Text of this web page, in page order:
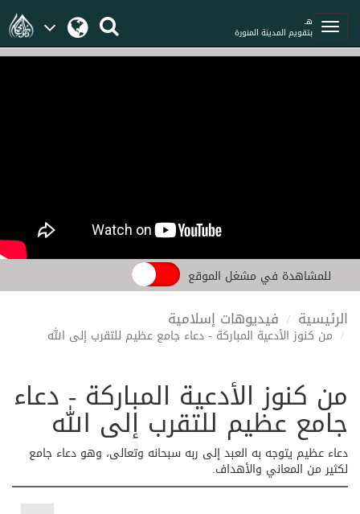
هـ
بتقويم المدينة المنورة
للمشاهدة في مشغل الموقع
الرئيسية فيديوهات إسلامية
من كنوز الأدعية المباركة - دعاء جامع عظيم للتقرب إلى الله
من كنوز الأدعية المباركة - دعاء
جامع عظيم للتقرب إلى الله
دعاء عظيم يتوجه به العبد إلى ربه سبحانه وتعالى، وهو دعاء جامع
لكثير من المعاني والأهداف.